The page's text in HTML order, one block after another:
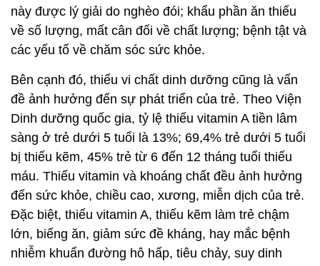
này được lý giải do nghèo đói; khẩu phần ăn thiếu
về số lượng, mất cân đối về chất lượng; bệnh tật và
các yếu tố về chăm sóc sức khỏe.
Bên cạnh đó, thiếu vi chất dinh dưỡng cũng là vấn
đề ảnh hưởng đến sự phát triển của trẻ. Theo Viện
Dinh dưỡng quốc gia, tỷ lệ thiếu vitamin A tiền lâm
sàng ở trẻ dưới 5 tuổi là 13%; 69,4% trẻ dưới 5 tuổi
bị thiếu kẽm, 45% trẻ từ 6 đến 12 tháng tuổi thiếu
máu. Thiếu vitamin và khoáng chất đều ảnh hưởng
đến sức khỏe, chiều cao, xương, miễn dịch của trẻ.
Đặc biệt, thiếu vitamin A, thiếu kẽm làm trẻ chậm
lớn, biếng ăn, giảm sức đề kháng, hay mắc bệnh
nhiễm khuẩn đường hô hấp, tiêu chảy, suy dinh